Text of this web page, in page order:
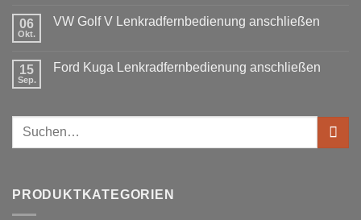
DIN
benötigt
Fusion
Can
06
Okt.
VW Golf V Lenkradfernbedienung anschließen
VW
15
Sep.
Ford Kuga Lenkradfernbedienung anschließen
Ford
Lenkradfernbedienung
anschließen
Suchen
PRODUKTKATEGORIEN